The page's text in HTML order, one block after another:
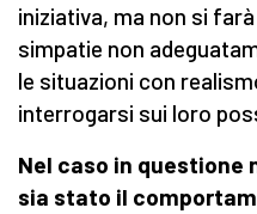
iniziativa, ma non si
simpatie non
le situazioni con
interrogarsi sui loro
Nel caso in questione
sia stato il